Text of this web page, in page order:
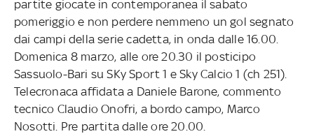
partite giocate in contemporanea il sabato
pomeriggio e non perdere nemmeno un gol segnato
dai campi della serie cadetta, in onda dalle 16.00.
Domenica 8 marzo, alle ore 20.30 il posticipo
Sassuolo-Bari su SKy Sport 1 e Sky Calcio 1 (ch 251).
Telecronaca affidata a Daniele Barone, commento
tecnico Claudio Onofri, a bordo campo, Marco
Nosotti. Pre partita dalle ore 20.00.